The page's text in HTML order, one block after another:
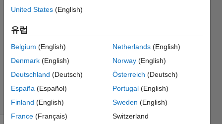
Nordeng
2023 11월
21
1 답변
업데이트
11월 22
조회 수:
70 (30일)
United States (English)
유럽
Belgium (English)
Denmark (English)
Deutschland (Deutsch)
España (Español)
Finland (English)
France (Français)
Netherlands(English)
Norway(English)
Österreich (Deutsch)
Portugal(English)
Sweden (English)
Switzerland